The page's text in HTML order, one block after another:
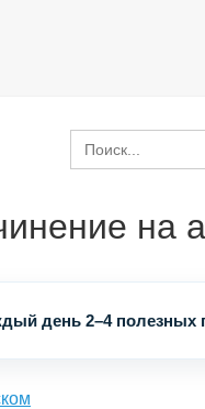
Search
for:
на
день 2–4 полезных